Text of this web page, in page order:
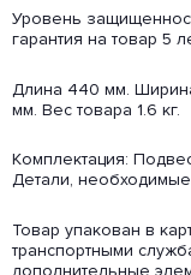
Уровень
гарантия на товар 5
Длина 440 мм.
мм. Вес товара 1.6 кг.
Комплектация:
Детали,
Товар упакован в
транспортными